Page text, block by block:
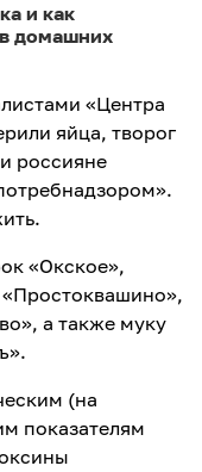
и как
домашних
«Центра
яйца, творог
россияне
«Окское»,
«Простоквашино»,
а также муку
(на
показателям